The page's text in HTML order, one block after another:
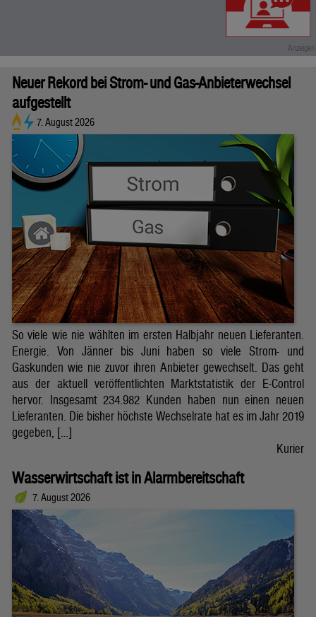
Neuer Rekord bei Strom- und Gas-Anbieterwechsel
aufgestellt
7. August 2026
So viele wie nie wählten im ersten Halbjahr neuen Lieferanten.
Energie. Von Jänner bis Juni haben so viele Strom- und
Gaskunden wie nie zuvor ihren Anbieter gewechselt. Das geht
aus der aktuell veröffentlichten Marktstatistik der E-Control
hervor. Insgesamt 234.982 Kunden haben nun einen neuen
Lieferanten. Die bisher höchste Wechselrate hat es im Jahr 2019
gegeben, […]
Kurier
Wasserwirtschaft ist in Alarmbereitschaft
7. August 2026